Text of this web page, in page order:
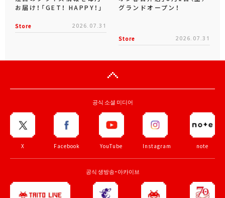
お届け！「GET！ HAPPY！」
Store 2026.07.31
グランドオープン！
Store 2026.07.31
공식 소셜 미디어
X Facebook YouTube Instagram note
공식 생방송・아카이브